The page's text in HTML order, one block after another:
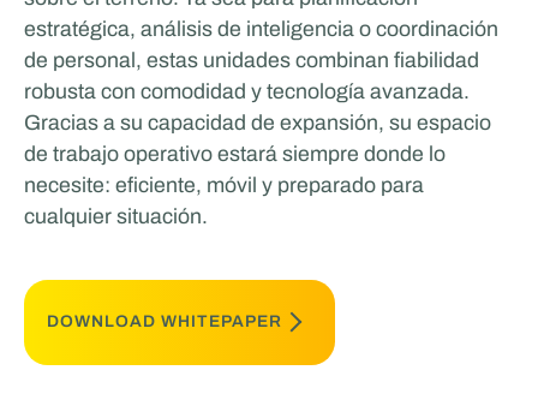
estratégica, análisis de inteligencia o coordinación
de personal, estas unidades combinan fiabilidad
robusta con comodidad y tecnología avanzada.
Gracias a su capacidad de expansión, su espacio
de trabajo operativo estará siempre donde lo
necesite: eficiente, móvil y preparado para
cualquier situación.
DOWNLOAD WHITEPAPER